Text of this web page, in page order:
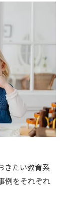
きたい教育系
例をそれぞれ